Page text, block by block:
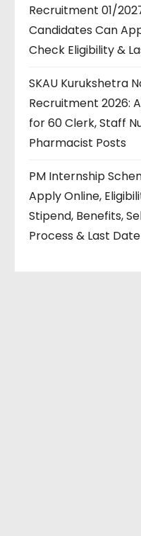
Recruitment 01/
Candidates Can
Check Eligibility &
SKAU Kurukshetra
Recruitment 2026:
for 60 Clerk, Staff
Pharmacist Posts
PM Internship
Apply Online,
Stipend, Benefits,
Process & Last Date